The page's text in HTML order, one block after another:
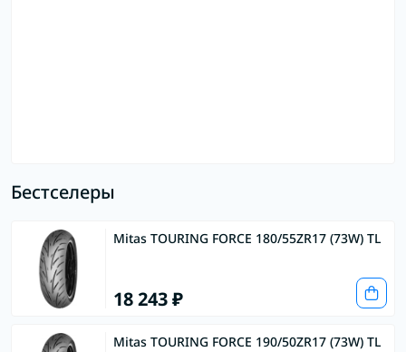
Бестселеры
Mitas TOURING FORCE 180/55ZR17 (73W) TL
18 243 ₽
Mitas TOURING FORCE 190/50ZR17 (73W) TL